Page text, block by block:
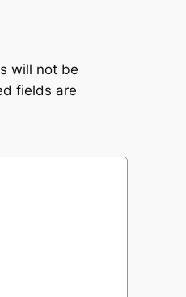
will not be
fields are